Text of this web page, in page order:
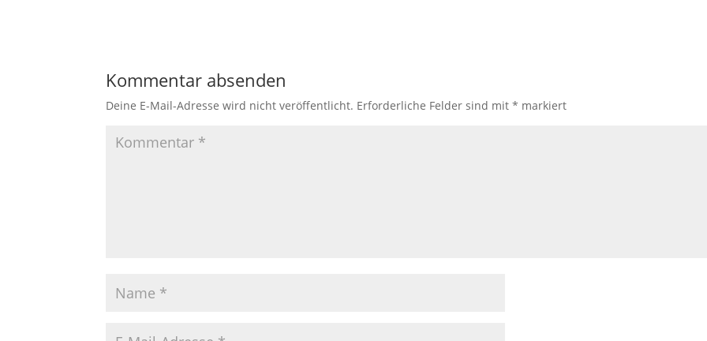
Kommentar absenden
Deine E-Mail-Adresse wird nicht veröffentlicht. Erforderliche Felder sind mit* markiert